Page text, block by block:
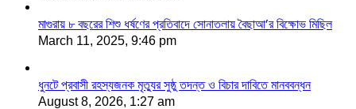
মাগুরায় ৮ বছরের শিশু ধর্ষণের প্রতিবাদে সোনাতলায় বৈছাআ’র বিক্ষোভ মিছিল
March 11, 2025, 9:46 pm
ধুনটে প্রবাসী রহস্যজনক মৃত্যুর সুষ্ঠু তদন্ত ও বিচার দাবিতে মানববন্ধন
August 8, 2026, 1:27 am